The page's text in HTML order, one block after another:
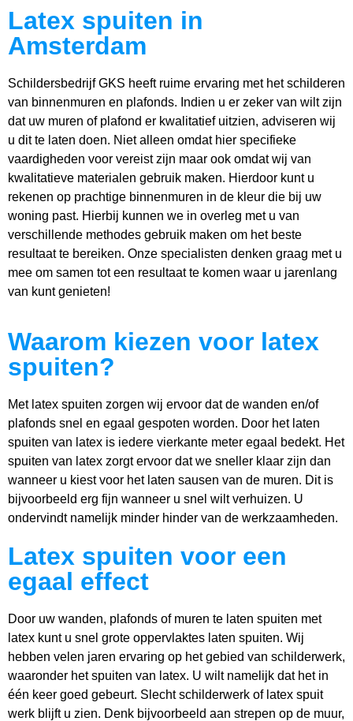
Latex spuiten in
Amsterdam
Schildersbedrijf GKS heeft ruime ervaring met het schilderen
van binnenmuren en plafonds. Indien u er zeker van wilt zijn
dat uw muren of plafond er kwalitatief uitzien, adviseren wij
u dit te laten doen. Niet alleen omdat hier specifieke
vaardigheden voor vereist zijn maar ook omdat wij van
kwalitatieve materialen gebruik maken. Hierdoor kunt u
rekenen op prachtige binnenmuren in de kleur die bij uw
woning past. Hierbij kunnen we in overleg met u van
verschillende methodes gebruik maken om het beste
resultaat te bereiken. Onze specialisten denken graag met u
mee om samen tot een resultaat te komen waar u jarenlang
van kunt genieten!
Waarom kiezen voor latex
spuiten?
Met latex spuiten zorgen wij ervoor dat de wanden en/of
plafonds snel en egaal gespoten worden. Door het laten
spuiten van latex is iedere vierkante meter egaal bedekt. Het
spuiten van latex zorgt ervoor dat we sneller klaar zijn dan
wanneer u kiest voor het laten sausen van de muren. Dit is
bijvoorbeeld erg fijn wanneer u snel wilt verhuizen. U
ondervindt namelijk minder hinder van de werkzaamheden.
Latex spuiten voor een
egaal effect
Door uw wanden, plafonds of muren te laten spuiten met
latex kunt u snel grote oppervlaktes laten spuiten. Wij
hebben velen jaren ervaring op het gebied van schilderwerk,
waaronder het spuiten van latex. U wilt namelijk dat het in
één keer goed gebeurt. Slecht schilderwerk of latex spuit
werk blijft u zien. Denk bijvoorbeeld aan strepen op de muur,